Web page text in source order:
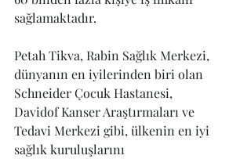
sağlamaktadır.
Petah Tikva, Rabin Sağlık Merkezi,
dünyanın en iyilerinden biri olan
Schneider Çocuk Hastanesi,
Davidof Kanser Araştırmaları ve
Tedavi Merkezi gibi, ülkenin en iyi
sağlık kuruluşlarını